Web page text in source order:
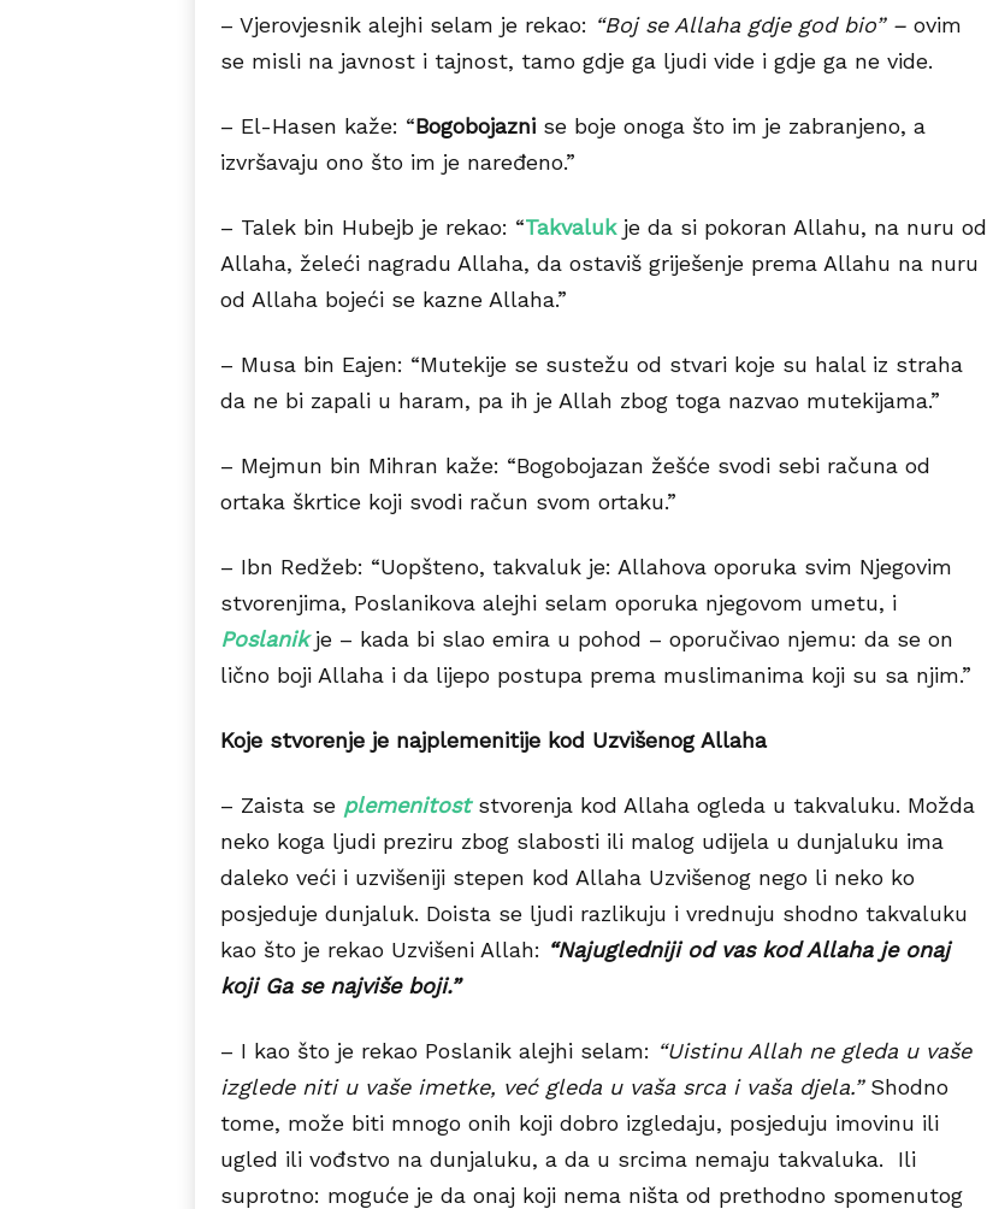
– Vjerovjesnik alejhi selam je rekao: “Boj se Allaha gdje god bio” –ovim
se misli na javnost i tajnost, tamo gdje ga ljudi vide i gdje ga ne vide.
– El-Hasen kaže: “Bogobojaznise boje onoga što im je zabranjeno, a
izvršavaju ono što im je naređeno.”
– Talek bin Hubejb je rekao: “Takvaluk je da si pokoran Allahu, na nuru od
Allaha, želeći nagradu Allaha, da ostaviš griješenje prema Allahu na nuru
od Allaha bojeći se kazne Allaha.”
– Musa bin Eajen: “Mutekije se sustežu od stvari koje su halal iz straha
da ne bi zapali u haram, pa ih je Allah zbog toga nazvao mutekijama.”
– Mejmun bin Mihran kaže: “Bogobojazan žešće svodi sebi računa od
ortaka škrtice koji svodi račun svom ortaku.”
– Ibn Redžeb: “Uopšteno, takvaluk je: Allahova oporuka svim Njegovim
stvorenjima, Poslanikova alejhi selam oporuka njegovom umetu, i
Poslanik je – kada bi slao emira u pohod – oporučivao njemu: da se on
lično boji Allaha i da lijepo postupa prema muslimanima koji su sa njim.”
Koje stvorenje je najplemenitije kod Uzvišenog Allaha
– Zaista se plemenitost stvorenja kod Allaha ogleda u takvaluku. Možda
neko koga ljudi preziru zbog slabosti ili malog udijela u dunjaluku ima
daleko veći i uzvišeniji stepen kod Allaha Uzvišenog nego li neko ko
posjeduje dunjaluk. Doista se ljudi razlikuju i vrednuju shodno takvaluku
kao što je rekao Uzvišeni Allah: “Najugledniji od vas kod Allaha je onaj
koji Ga se najviše boji.”
– I kao što je rekao Poslanik alejhi selam: “Uistinu Allah ne gleda u vaše
izglede niti u vaše imetke, već gleda u vaša srca i vaša djela.”Shodno
tome, može biti mnogo onih koji dobro izgledaju, posjeduju imovinu ili
ugled ili vođstvo na dunjaluku, a da u srcima nemaju takvaluka. Ili
suprotno: moguće je da onaj koji nema ništa od prethodno spomenutog